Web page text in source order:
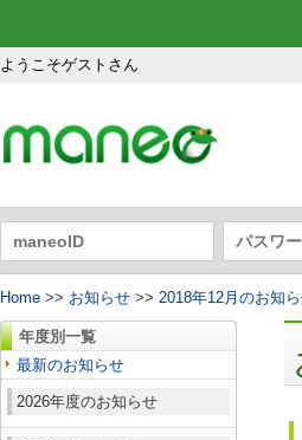
ようこそゲストさん
Home >> お知らせ >> 2018年12月のお知
年度別一覧
最新のお知らせ
2026年度のお知らせ